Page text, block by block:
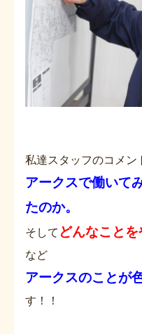
私達スタッフのコメン
アークスで働いて
たのか。
そして どんなことを
など
アークスのことが
す！！